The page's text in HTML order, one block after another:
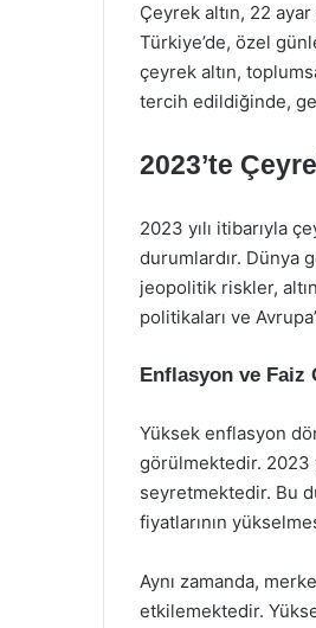
Çeyrek altın, 22
Türkiye’de, özel
çeyrek altın,
tercih edildiğinde,
2023’te
2023 yılı itibarıyla
durumlardır. Dünya
jeopolitik riskler,
politikaları ve
Enflasyon ve Faiz
Yüksek enflasyon
görülmektedir. 2023
seyretmektedir. Bu
fiyatlarının
Aynı zamanda,
etkilemektedir.